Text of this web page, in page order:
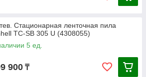
Стационарная ленточная пила
TC-SB 305 U (4308055)
5 ед.
900 ₸